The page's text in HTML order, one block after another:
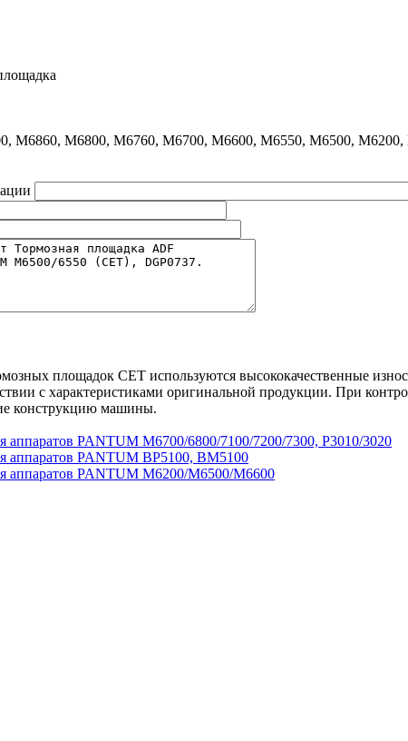
M6860, M6800, M6760, M6700, M6600, M6550, M6500, M6200,
площадок CET используются высококачественные
с характеристиками оригинальной продукции. При
конструкцию машины.
аппаратов PANTUM M6700/6800/7100/7200/7300, P3010/3020
аппаратов PANTUM BP5100, BM5100
аппаратов PANTUM M6200/M6500/M6600